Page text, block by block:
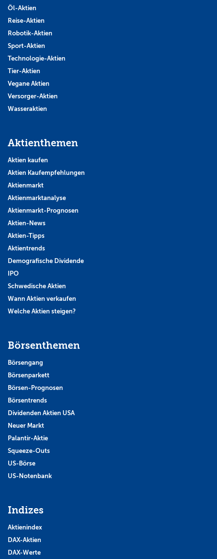
Öl-Aktien
Reise-Aktien
Robotik-Aktien
Sport-Aktien
Technologie-Aktien
Tier-Aktien
Vegane Aktien
Versorger-Aktien
Wasseraktien
Aktienthemen
Aktien kaufen
Aktien Kaufempfehlungen
Aktienmarkt
Aktienmarktanalyse
Aktienmarkt-Prognosen
Aktien-News
Aktien-Tipps
Aktientrends
Demografische Dividende
IPO
Schwedische Aktien
Wann Aktien verkaufen
Welche Aktien steigen?
Börsenthemen
Börsengang
Börsenparkett
Börsen-Prognosen
Börsentrends
Dividenden Aktien USA
Neuer Markt
Palantir-Aktie
Squeeze-Outs
US-Börse
US-Notenbank
Indizes
Aktienindex
DAX-Aktien
DAX-Werte